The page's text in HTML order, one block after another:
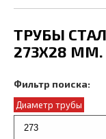
ТРУБЫ
273X28 ММ.
Фильтр поиска:
Диаметр трубы